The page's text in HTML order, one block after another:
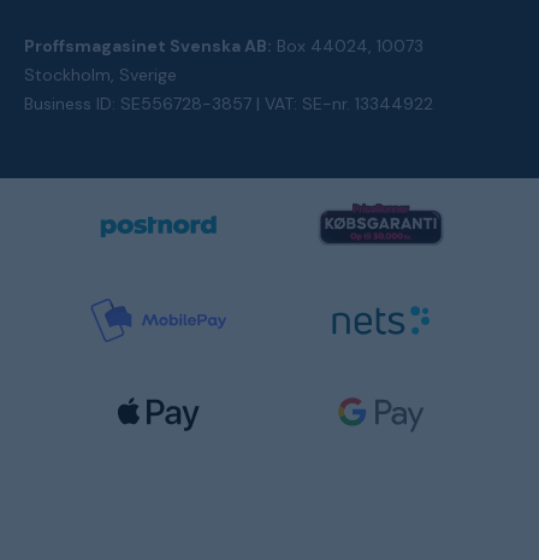
Proffsmagasinet Svenska AB: Box 44024, 10073
Stockholm, Sverige
Business ID: SE556728-3857 | VAT: SE-nr. 13344922